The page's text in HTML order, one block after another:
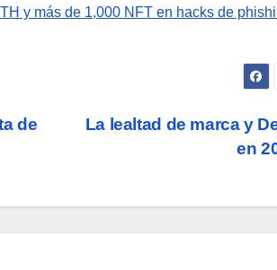
y más de 1,000 NFT en hacks de
La lealtad de marca y
en
de